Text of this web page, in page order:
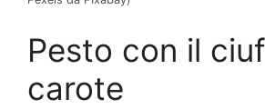
Pesto con il
carote